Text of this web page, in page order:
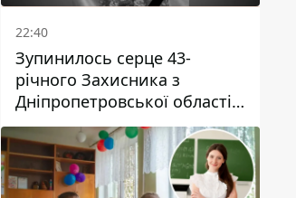
22:40
Зупинилось серце 43-
річного Захисника з
Дніпропетровської області
Євгена Зінченка